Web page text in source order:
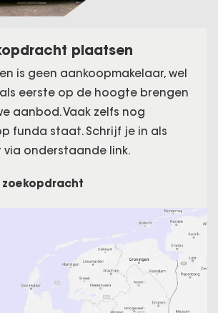
plaatsen
is geen aankoopmakelaar, wel
eerste op de hoogte brengen
aanbod. Vaak zelfs nog
funda staat. Schrijf je in als
via onderstaande link.